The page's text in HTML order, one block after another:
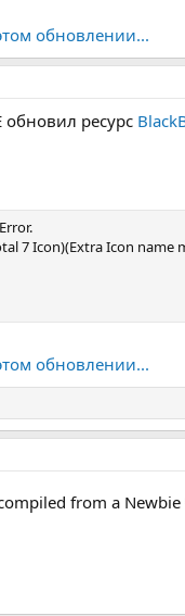
обновлении...
обновил ресурс
7 Icon)(Extra Icon name
обновлении...
from a Newbie